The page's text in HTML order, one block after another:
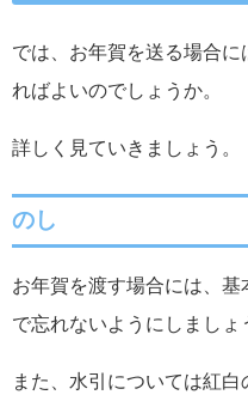
では、お年賀を送る場合
ればよいのでしょうか。
詳しく見ていきましょう。
のし
お年賀を渡す場合には、
で忘れないようにしましょ
また、水引については紅白